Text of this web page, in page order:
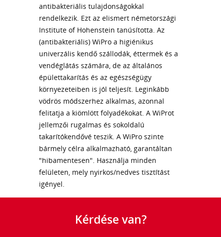
antibakteriális tulajdonságokkal
rendelkezik. Ezt az elismert németországi
Institute of Hohenstein tanúsította. Az
(antibakteriális) WiPro a higiénikus
univerzális kendő szállodák, éttermek és a
vendéglátás számára, de az általános
épülettakarítás és az egészségügy
környezeteiben is jól teljesít. Leginkább
vödrös módszerhez alkalmas, azonnal
felitatja a kiömlött folyadékokat. A WiProt
jellemzői rugalmas és sokoldalú
takarítókendővé teszik. A WiPro szinte
bármely célra alkalmazható, garantáltan
"hibamentesen". Használja minden
felületen, mely nyirkos/nedves tisztítást
igényel.
Kérdése van?